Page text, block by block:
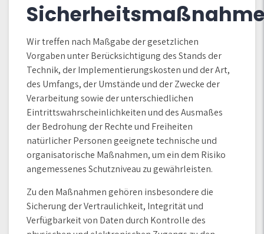
Wir treffen nach Maßgabe der gesetzlichen
Vorgaben unter Berücksichtigung des Stands der
Technik, der Implementierungskosten und der Art,
des Umfangs, der Umstände und der Zwecke der
Verarbeitung sowie der unterschiedlichen
Eintrittswahrscheinlichkeiten und des Ausmaßes
der Bedrohung der Rechte und Freiheiten
natürlicher Personen geeignete technische und
organisatorische Maßnahmen, um ein dem Risiko
angemessenes Schutzniveau zu gewährleisten.
Zu den Maßnahmen gehören insbesondere die
Sicherung der Vertraulichkeit, Integrität und
Verfügbarkeit von Daten durch Kontrolle des